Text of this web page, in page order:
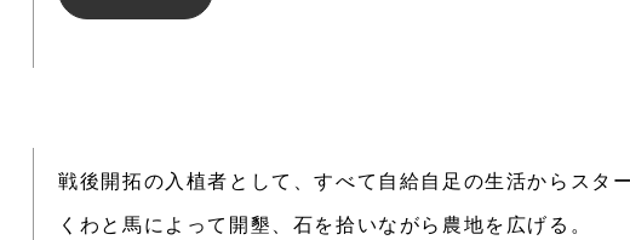
戦後開拓の入植者として、すべて自給自足の生活からスタ
くわと馬によって開墾、石を拾いながら農地を広げる。